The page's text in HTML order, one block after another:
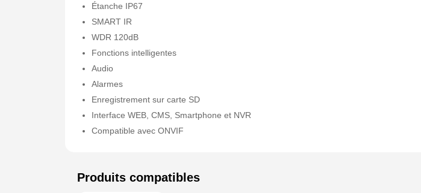
Étanche IP67
SMART IR
WDR 120dB
Fonctions intelligentes
Audio
Alarmes
Enregistrement sur carte SD
Interface WEB, CMS, Smartphone et NVR
Compatible avec ONVIF